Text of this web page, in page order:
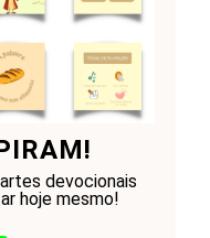
devocionais
hoje mesmo!